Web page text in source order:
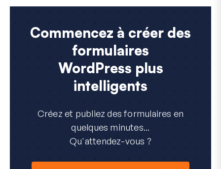
Commencez à créer des
formulaires
WordPress plus
intelligents
Créez et publiez des formulaires en
quelques minutes...
Qu'attendez-vous ?